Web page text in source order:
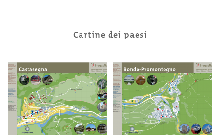
Cartine dei paesi